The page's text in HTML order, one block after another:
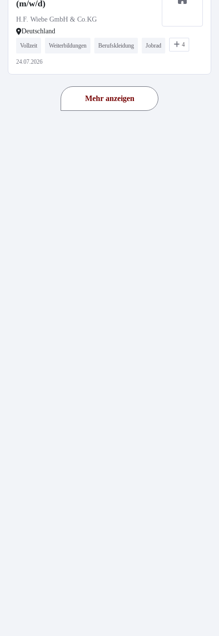
(m/w/d)
H.F. Wiebe GmbH & Co.KG
Deutschland
Vollzeit Weiterbildungen Berufskleidung Jobrad 4
24.07.2026
Mehr anzeigen